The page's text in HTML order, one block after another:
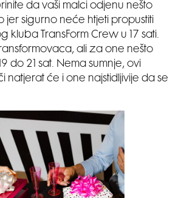
da vaši malci odjenu nešto
sigurno neće htjeti propustiti
kluba TransForm Crew u 17 sati.
ali za one nešto
do 21 sat. Nema sumnje, ovi
natjerat će i one najstidljivije da se